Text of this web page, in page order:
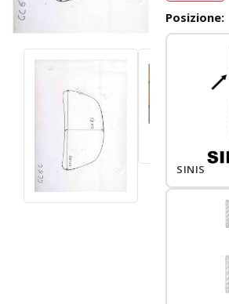
Posizione:
SINISTRO